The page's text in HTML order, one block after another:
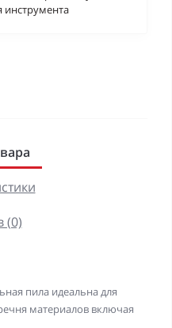
инструмента
(0)
пила идеальна для
материалов включая